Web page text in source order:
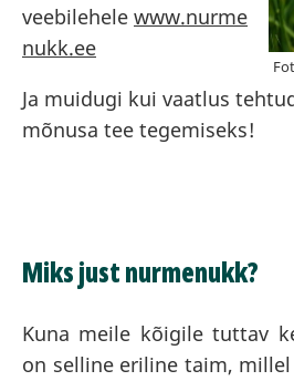
veebilehele www.nurme
nukk.ee
Ja muidugi kui vaatlus
mõnusa tee tegemiseks!
Miks just nurmenukk?
Kuna meile kõigile tuttav
on selline eriline taim,